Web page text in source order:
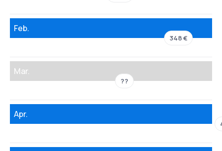
Feb.
348 €
Mar.
??
Apr.